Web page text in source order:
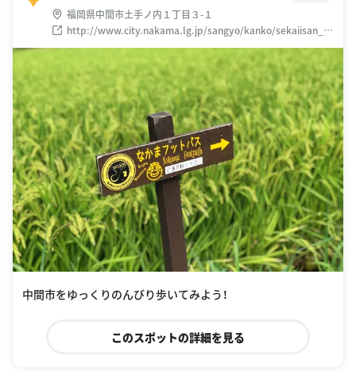
福岡県中間市土手ノ内１丁目３-１
http://www.city.nakama.lg.jp/sangyo/kanko/sekaiisan_1
50115.html
中間市をゆっくりのんびり歩いてみよう！
このスポットの詳細を見る